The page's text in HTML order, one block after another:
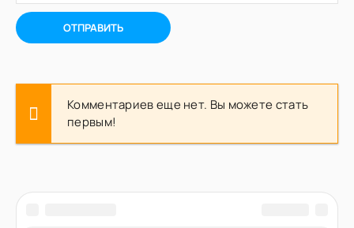
ОТПРАВИТЬ
Комментариев еще нет. Вы можете стать
первым!